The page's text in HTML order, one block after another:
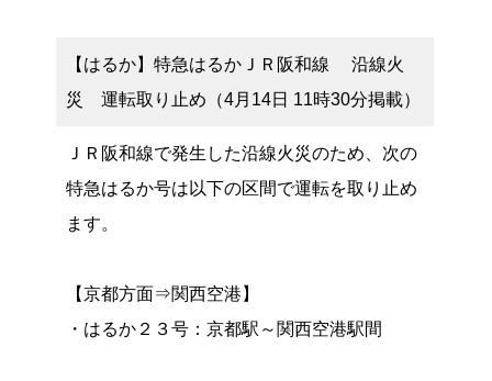
【はるか】特急はるかＪＲ阪和線 沿線火
災 運転取り止め（4月14日 11時30分掲載）
ＪＲ阪和線で発生した沿線火災のため、次の
特急はるか号は以下の区間で運転を取り止め
ます。
【京都方面⇒関西空港】
・はるか２３号：京都駅～関西空港駅間